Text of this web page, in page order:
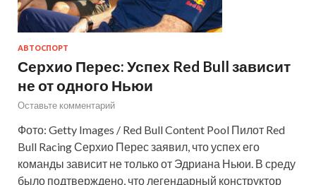
АВТОСПОРТ
Серхио Перес: Успех Red Bull зависит
не от одного Ньюи
Оставьте комментарий
Фото: Getty Images / Red Bull Content Pool Пилот Red
Bull Racing Серхио Перес заявил, что успех его
команды зависит не только от Эдриана Ньюи. В среду
было подтверждено, что легендарный конструктор